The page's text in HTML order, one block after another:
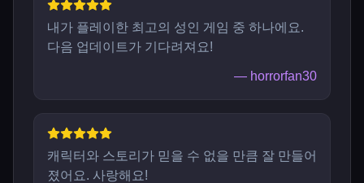
내가 플레이한 최고의 성인 게임 중 하나에요.
다음 업데이트가 기다려져요!
— horrorfan30
캐릭터와 스토리가 믿을 수 없을 만큼 잘 만들어
졌어요. 사랑해요!